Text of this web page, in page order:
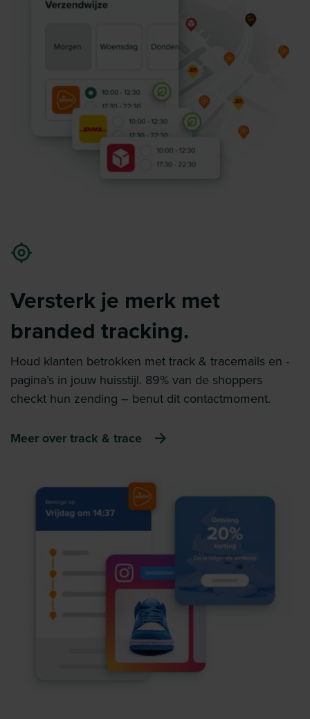
Versterk je merk met
branded tracking.
Houd klanten betrokken met track & tracemails en -
pagina’s in jouw huisstijl. 89% van de shoppers
checkt hun zending – benut dit contactmoment.
Meer over track & trace